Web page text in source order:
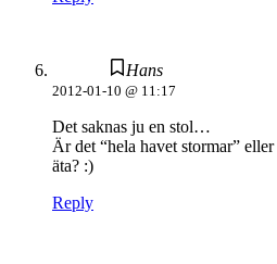
Hans
2012-01-10 @ 11:17
Det saknas ju en stol…
Är det “hela havet stormar”
äta? :)
Reply